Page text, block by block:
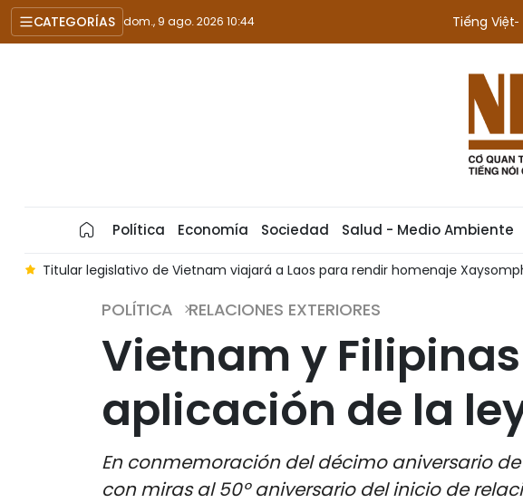
CATEGORÍAS dom., 9 ago. 2026 10:44 Tiếng Việt
Política Economía Sociedad Salud - Medio Ambiente
Titular legislativo de Vietnam viajará a Laos para rendir homenaje
POLÍTICA RELACIONES EXTERIORES
Vietnam y
aplicación de la
En conmemoración del décimo aniversario
con miras al 50º aniversario del inicio de